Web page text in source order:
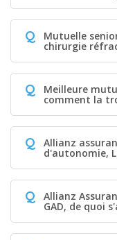
Q Mutuelle
chirurgie
Q Meilleure
comment la
Q Allianz
d'autonomie,
Q Allianz
GAD, de quoi